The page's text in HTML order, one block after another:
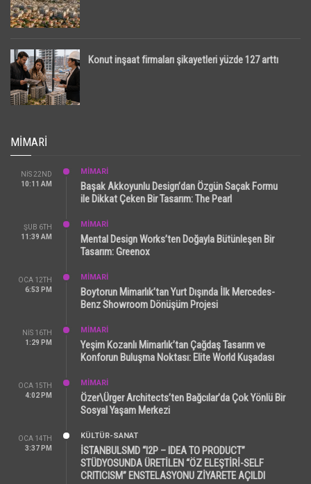
Konut inşaat firmaları şikayetleri yüzde 127 arttı
MIMARI
NIS 22ND
10:11 AM
MİMARİ
Başak Akkoyunlu Design’dan Özgün Saçak Formu
ile Dikkat Çeken Bir Tasarım: The Pearl
ŞUB 6TH
11:39 AM
MİMARİ
Mental Design Works’ten Doğayla Bütünleşen Bir
Tasarım: Greenox
OCA 12TH
6:53 PM
MİMARİ
Boytorun Mimarlık’tan Yurt Dışında İlk Mercedes-
Benz Showroom Dönüşüm Projesi
NIS 16TH
1:29 PM
MİMARİ
Yeşim Kozanlı Mimarlık’tan Çağdaş Tasarım ve
Konforun Buluşma Noktası: Elite World Kuşadası
OCA 15TH
4:02 PM
MİMARİ
Özer\Ürger Architects’ten Bağcılar’da Çok Yönlü Bir
Sosyal Yaşam Merkezi
OCA 14TH
3:37 PM
KÜLTÜR-SANAT
İSTANBULSMD “I2P – IDEA TO PRODUCT”
STÜDYOSUNDA ÜRETİLEN “ÖZ ELEŞTİRİ-SELF
CRITICISM” ENSTELASYONU ZİYARETE AÇILDI